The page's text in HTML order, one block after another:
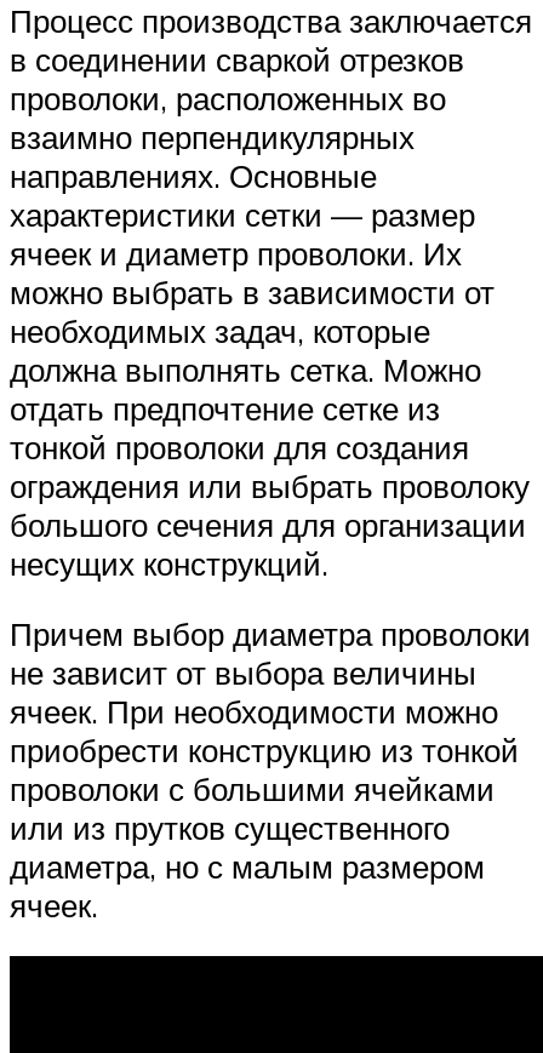
Процесс производства заключается
в соединении сваркой отрезков
проволоки, расположенных во
взаимно перпендикулярных
направлениях. Основные
характеристики сетки — размер
ячеек и диаметр проволоки. Их
можно выбрать в зависимости от
необходимых задач, которые
должна выполнять сетка. Можно
отдать предпочтение сетке из
тонкой проволоки для создания
ограждения или выбрать проволоку
большого сечения для организации
несущих конструкций.
Причем выбор диаметра проволоки
не зависит от выбора величины
ячеек. При необходимости можно
приобрести конструкцию из тонкой
проволоки с большими ячейками
или из прутков существенного
диаметра, но с малым размером
ячеек.